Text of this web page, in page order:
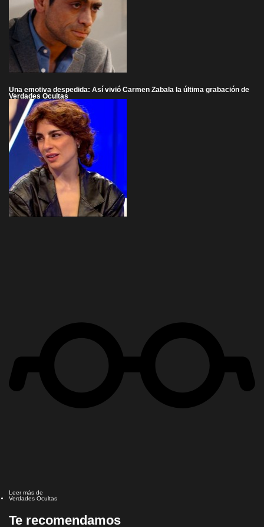
Una emotiva despedida: Así vivió Carmen Zabala la última grabación de
Verdades Ocultas
Leer más de
Verdades Ocultas
Te recomendamos